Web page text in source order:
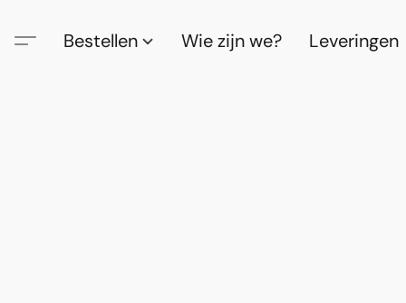
Bestellen Wie zijn we? Leveringen